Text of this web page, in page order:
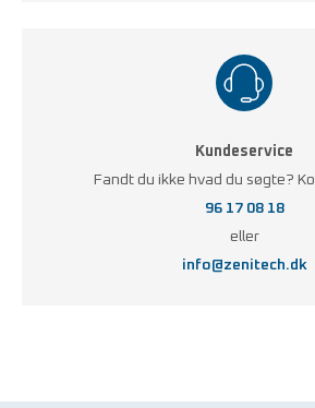
Kundeservice
Fandt du ikke hvad du søgte?
96 17 08 18
eller
info@zenitech.dk